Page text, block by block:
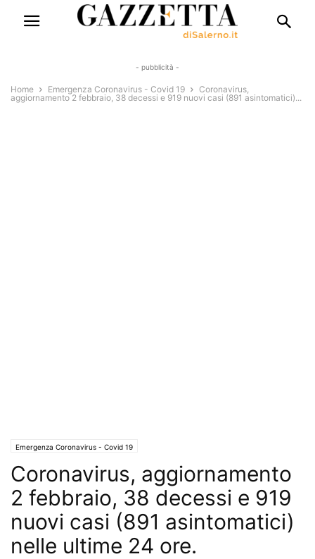
- pubblicità -
Home Emergenza Coronavirus - Covid 19
Coronavirus,
aggiornamento 2 febbraio, 38 decessi e 919 nuovi casi (891 asintomatici)...
Emergenza Coronavirus - Covid 19
Coronavirus, aggiornamento
2 febbraio, 38 decessi e 919
nuovi casi (891 asintomatici)
nelle ultime 24 ore.